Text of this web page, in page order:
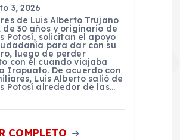
3, 2026
de Luis Alberto Trujano
de 30 años y originario de
Potosí, solicitan el apoyo
para dar con su
luego de perder
con él cuando viajaba
Irapuato. De acuerdo con
Luis Alberto salió de
Potosí alrededor de las…
COMPLETO